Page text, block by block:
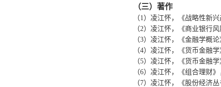
（三）著作
（1）凌江怀，《战略性新
（2）凌江怀，《商业银行
（3）凌江怀，《金融学概
（4）凌江怀，《货币金融
（5）凌江怀，《货币金融
（6）凌江怀，《组合理财
（7）凌江怀，《股份经济